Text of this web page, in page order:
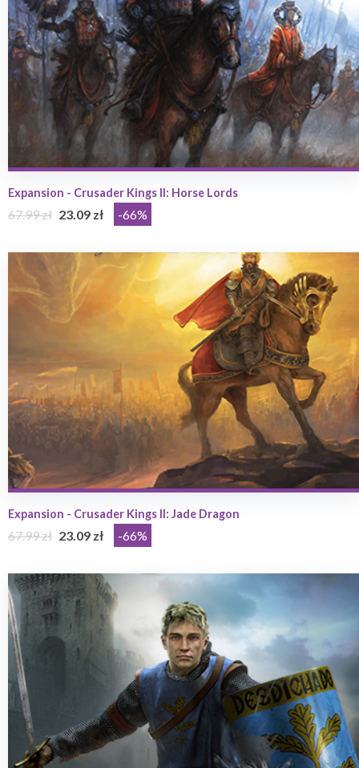
Expansion - Crusader Kings II: Horse Lords
67.99 zł 23.09 zł -66%
Expansion - Crusader Kings II: Jade Dragon
67.99 zł 23.09 zł -66%